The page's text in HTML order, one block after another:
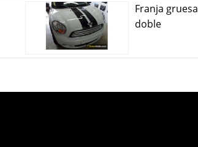
Franja gruesa
doble